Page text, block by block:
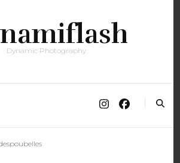
Dynamic Photography